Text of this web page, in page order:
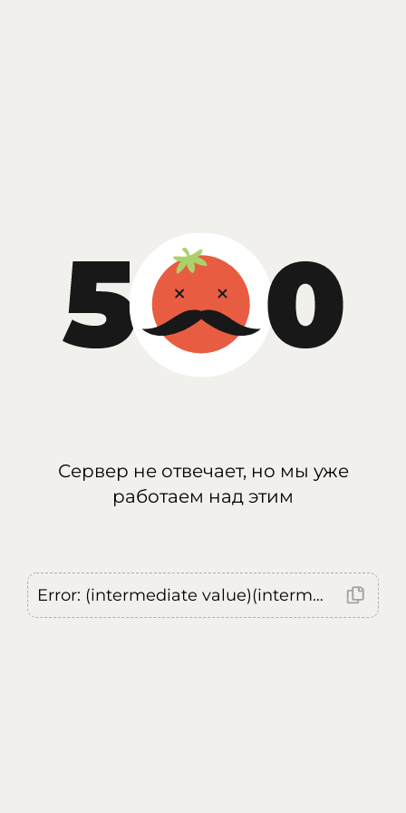
Сервер не отвечает, но мы уже
работаем над этим
Error: (intermediate value)(intermediate value)(intermediate value).replaceAll is not a function